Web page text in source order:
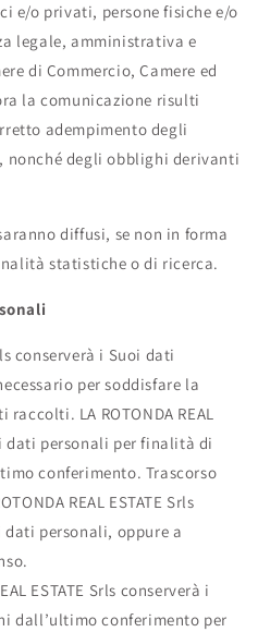
e/o privati, persone fisiche e/o
legale, amministrativa e
di Commercio, Camere ed
la comunicazione risulti
adempimento degli
degli obblighi derivanti
diffusi, se non in forma
statistiche o di ricerca.
conserverà i Suoi dati
per soddisfare la
LA ROTONDA REAL
dati personali per finalità di
conferimento. Trascorso
REAL ESTATE Srls
personali, oppure a
ESTATE Srls conserverà i
dall’ultimo conferimento per